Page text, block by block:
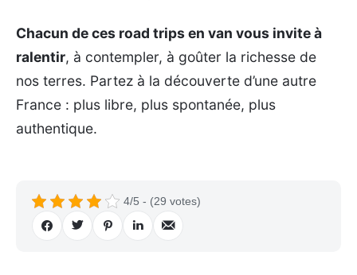
Chacun de ces road trips en van vous invite à
ralentir, à contempler, à goûter la richesse de
nos terres. Partez à la découverte d’une autre
France : plus libre, plus spontanée, plus
authentique.
4/5 - (29 votes)